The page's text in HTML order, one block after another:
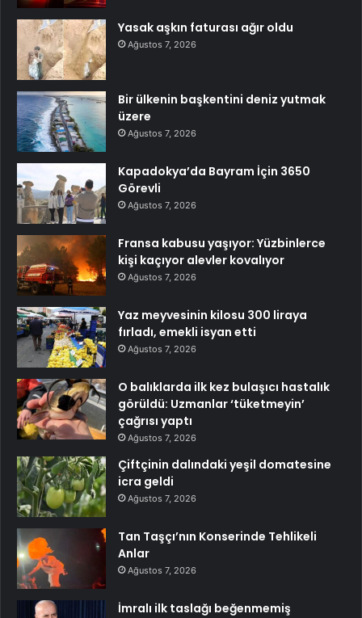
Yasak aşkın faturası ağır oldu
Ağustos 7, 2026
Bir ülkenin başkentini deniz yutmak
üzere
Ağustos 7, 2026
Kapadokya’da Bayram İçin 3650
Görevli
Ağustos 7, 2026
Fransa kabusu yaşıyor: Yüzbinlerce
kişi kaçıyor alevler kovalıyor
Ağustos 7, 2026
Yaz meyvesinin kilosu 300 liraya
fırladı, emekli isyan etti
Ağustos 7, 2026
O balıklarda ilk kez bulaşıcı hastalık
görüldü: Uzmanlar ‘tüketmeyin’
çağrısı yaptı
Ağustos 7, 2026
Çiftçinin dalındaki yeşil domatesine
icra geldi
Ağustos 7, 2026
Tan Taşçı’nın Konserinde Tehlikeli
Anlar
Ağustos 7, 2026
İmralı ilk taslağı beğenmemiş